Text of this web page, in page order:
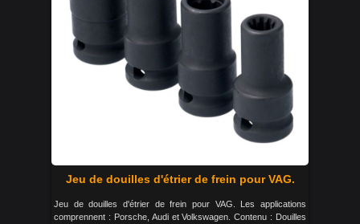
Jeu de douilles d'étrier de frein pour VAG.
Jeu de douilles d'étrier de frein pour VAG. Les applications
comprennent : Porsche, Audi et Volkswagen. Contenu : Douilles